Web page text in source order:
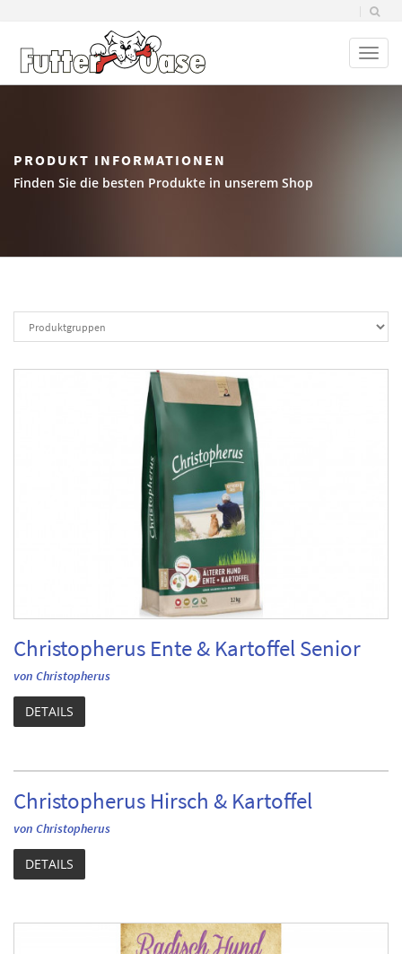
PRODUKT INFORMATIONEN
Finden Sie die besten Produkte in unserem Shop
Christopherus Ente & Kartoffel Senior
von Christopherus
DETAILS
Christopherus Hirsch & Kartoffel
von Christopherus
DETAILS